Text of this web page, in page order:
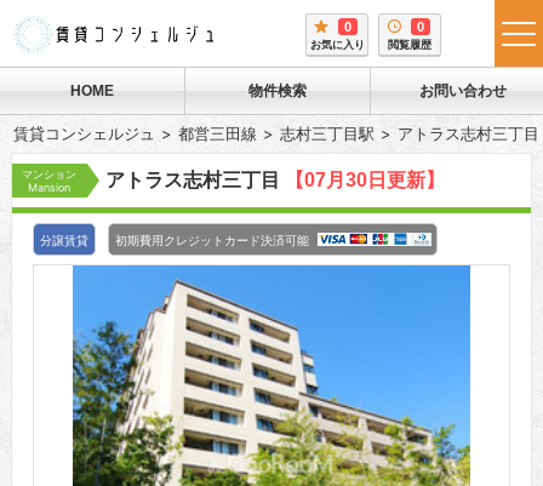
0
お気に入り
0
閲覧履歴
HOME 物件検索 お問い合わせ
賃貸コンシェルジュ 都営三田線 志村三丁目駅 アトラス志村三丁目
マンション
Mansion
アトラス志村三丁目 【07月30日更新】
分譲賃貸 初期費用クレジットカード決済可能